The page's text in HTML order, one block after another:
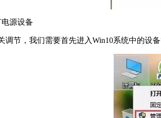
源设备
调节，我们需要首先进入Win10系统中的设